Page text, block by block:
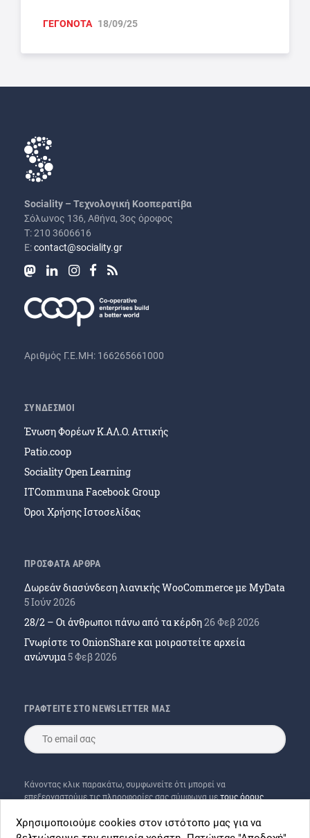
ΓΕΓΟΝΟΤΑ 18/09/25
Sociality – Τεχνολογική Κοοπερατίβα
Σόλωνος 136, Αθήνα, 3ος όροφος
Τ: 210 3606616
Ε:contact@sociality.gr
Αριθμός Γ.Ε.ΜΗ: 166265661000
ΣΥΝΔΕΣΜΟΙ
Ένωση Φορέων Κ.ΑΛ.Ο. Αττικής
Patio.coop
Sociality Open Learning
ITCommuna Facebook Group
Όροι Χρήσης Ιστοσελίδας
ΠΡΟΣΦΑΤΑ ΑΡΘΡΑ
Δωρεάν διασύνδεση λιανικής WooCommerce με MyData
5 Ιούν 2026
28/2 – Οι άνθρωποι πάνω από τα κέρδη26 Φεβ 2026
Γνωρίστε το OnionShare και μοιραστείτε αρχεία
ανώνυμα5 Φεβ 2026
ΓΡΑΦΤΕΙΤΕ ΣΤΟ NEWSLETTER ΜΑΣ
Κάνοντας κλικ παρακάτω, συμφωνείτε ότι μπορεί να
επεξεργαστούμε τις πληροφορίες σας σύμφωνα με τους όρους
Χρησιμοποιούμε cookies στον ιστότοπο μας για να